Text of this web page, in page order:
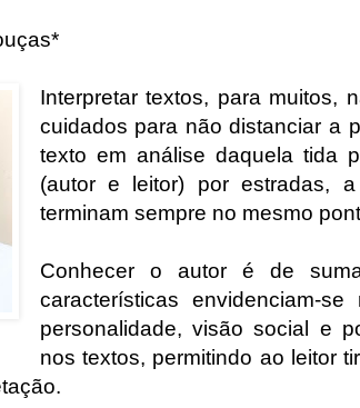
Interpretar textos, para muitos,
cuidados para não distanciar a
texto em análise daquela tida
(autor e leitor) por estradas,
terminam sempre no mesmo
Conhecer o autor é de
características envidenciam-
personalidade, visão social e
nos textos, permitindo ao leitor